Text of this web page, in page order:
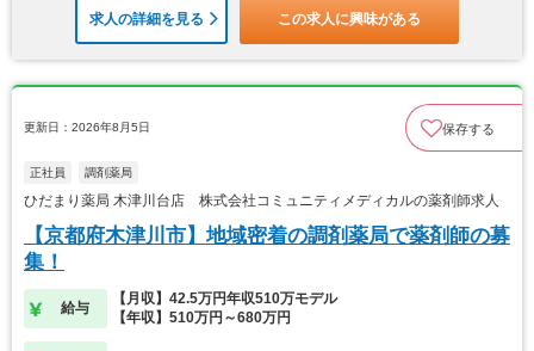
求人の詳細を見る この求人に興味がある
更新日：2026年8月5日 保存する
正社員 調剤薬局
ひだまり薬局 木津川台店 株式会社コミュニティメディカルの薬剤師求人
【京都府木津川市】地域密着の調剤薬局で薬剤師の募
集！
給与
【月収】42.5万円年収510万モデル
【年収】510万円～680万円